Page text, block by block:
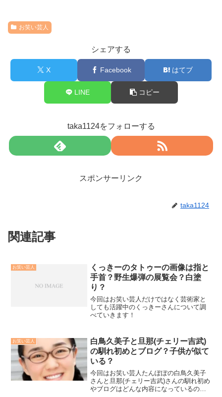
お笑い芸人
シェアする
X Facebook はてブ
LINE コピー
taka1124をフォローする
スポンサーリンク
taka1124
関連記事
お笑い芸人
くっきーのタトゥーの画像は指と
手首？野生爆弾の展覧会？白塗
り？
今回はお笑い芸人だけではなく芸術家と
しても活躍中のくっきーさんについて調
べていきます！
お笑い芸人
白鳥久美子と旦那(チェリー吉武)
の馴れ初めとブログ？子供が似て
いる？
今回はお笑い芸人たんぽぽの白鳥久美子
さんと旦那(チェリー吉武)さんの馴れ初め
やブログはどんな内容になっているの